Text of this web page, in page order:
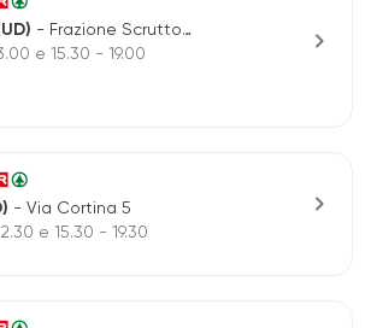
- Frazione Scrutto 15
e 15.30 - 19.00 chevron_right
- Via Cortina 5
e 15.30 - 19.30
chevron_right